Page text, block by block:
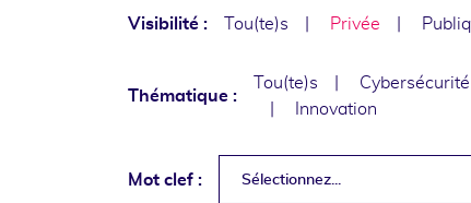
Visibilité : Tou(te)s Privée
Thématique :
Tou(te)s Cybersécurité
Innovation
Mot clef : Sélectionnez...